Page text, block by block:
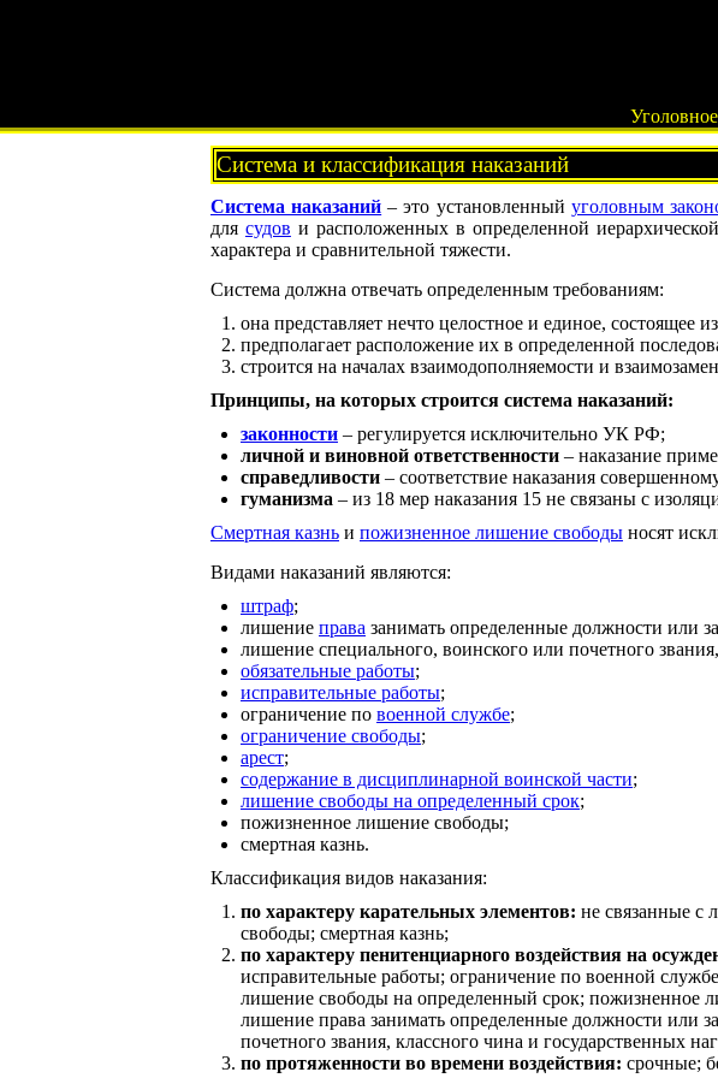
Система и классификация наказаний
Система наказаний – это установленный уголовным
для судов и расположенных в определенной
характера и сравнительной тяжести.
Система должна отвечать определенным требованиям:
она представляет нечто целостное и единое,
предполагает расположение их в определенной
строится на началах взаимодополняемости и
Принципы, на которых строится система наказаний:
законности – регулируется исключительно УК РФ;
личной и виновной ответственности – наказание
справедливости – соответствие наказания
гуманизма – из 18 мер наказания 15 не связаны с
Смертная казнь и пожизненное лишение свободы носят
Видами наказаний являются:
штраф;
лишение права занимать определенные должности или
лишение специального, воинского или почетного
обязательные работы;
исправительные работы;
ограничение по военной службе;
ограничение свободы;
арест;
содержание в дисциплинарной воинской части;
лишение свободы на определенный срок;
пожизненное лишение свободы;
смертная казнь.
Классификация видов наказания:
по характеру карательных элементов: не связанные с
свободы; смертная казнь;
по характеру пенитенциарного воздействия на
исправительные работы; ограничение по военной
лишение свободы на определенный срок; пожизненное
лишение права занимать определенные должности или
почетного звания, классного чина и государственных
по протяженности во времени воздействия: срочные;